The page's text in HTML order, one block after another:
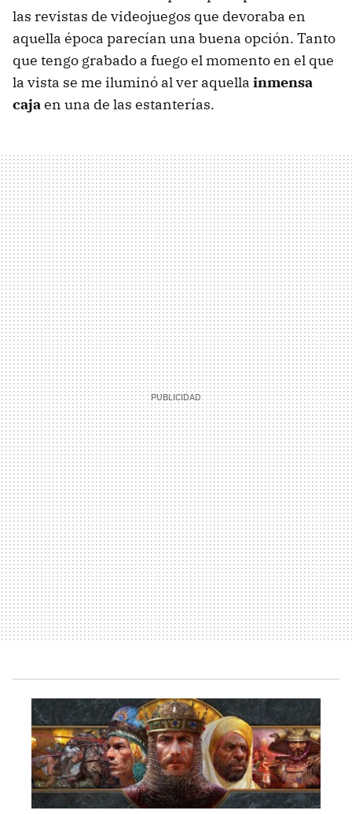
las revistas de videojuegos que devoraba en
aquella época parecían una buena opción. Tanto
que tengo grabado a fuego el momento en el que
la vista se me iluminó al ver aquella inmensa
cajaen una de las estanterías.